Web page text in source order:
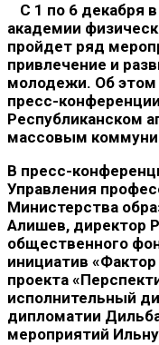
С 1 по 6 декабря
академии
пройдет ряд
привлечение и
молодежи. Об этом
пресс-
Республиканском
массовым
В пресс-
Управления
Министерства
Алишев, директор
общественного
инициатив
проекта
исполнительный
дипломатии
мероприятий